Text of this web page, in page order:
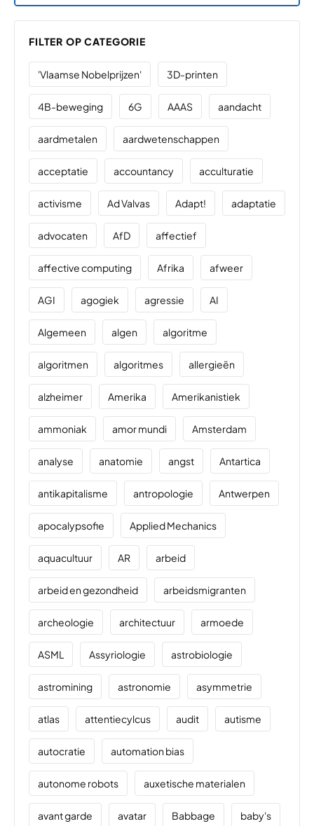
FILTER OP CATEGORIE
'Vlaamse Nobelprijzen' 3D-printen
4B-beweging 6G AAAS aandacht
aardmetalen aardwetenschappen
acceptatie accountancy acculturatie
activisme Ad Valvas Adapt! adaptatie
advocaten AfD affectief
affective computing Afrika afweer
AGI agogiek agressie AI
Algemeen algen algoritme
algoritmen algoritmes allergieën
alzheimer Amerika Amerikanistiek
ammoniak amor mundi Amsterdam
analyse anatomie angst Antartica
antikapitalisme antropologie Antwerpen
apocalypsofie Applied Mechanics
aquacultuur AR arbeid
arbeid en gezondheid arbeidsmigranten
archeologie architectuur armoede
ASML Assyriologie astrobiologie
astromining astronomie asymmetrie
atlas attentiecylcus audit autisme
autocratie automation bias
autonome robots auxetische materialen
avant garde avatar Babbage baby's